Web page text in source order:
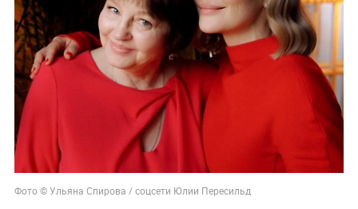
Фото © Ульяна Спирова / соцсети Юлии Пересильд